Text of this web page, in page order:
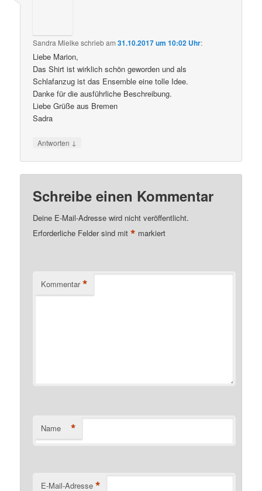
Sandra Mielke schriebam31.10.2017 um 10:02 Uhr:
Liebe Marion,
Das Shirt ist wirklich schön geworden und als
Schlafanzug ist das Ensemble eine tolle Idee.
Danke für die ausführliche Beschreibung.
Liebe Grüße aus Bremen
Sadra
Antworten ↓
Schreibe einen Kommentar
Deine E-Mail-Adresse wird nicht veröffentlicht.
Erforderliche Felder sind mit* markiert
Kommentar *
Name *
E-Mail-Adresse *